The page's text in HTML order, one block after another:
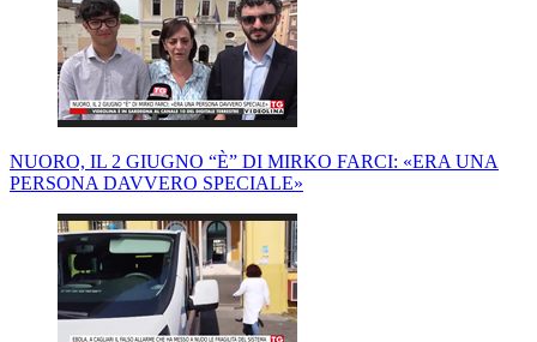
NUORO, IL 2 GIUGNO “È” DI MIRKO FARCI: «ERA UNA
PERSONA DAVVERO SPECIALE»